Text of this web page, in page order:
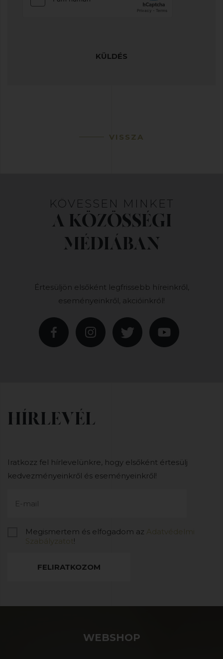
KÜLDÉS
VISSZA
KÖVESSEN MINKET
A KÖZÖSSÉGI
MÉDIÁBAN
Értesüljön elsőként legfrissebb híreinkről,
eseményeinkről, akcióinkról!
HÍRLEVÉL
Iratkozz fel hírlevelünkre, hogy elsőként értesülj
kedvezményeinkről és eseményeinkről!
Megismertem és elfogadom az Adatvédelmi
Szabályzatot !
FELIRATKOZOM
WEBSHOP